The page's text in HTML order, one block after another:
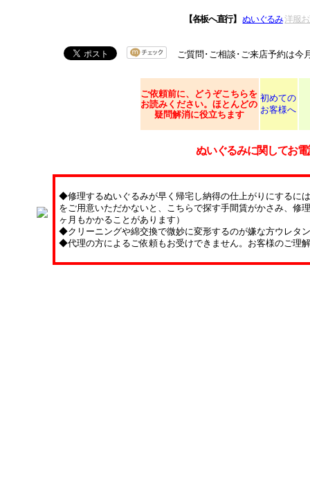
【各板へ直行】 ぬいぐるみ 洋服
ご質問･ご相談･ご来店予約は今
ご依頼前に、どうぞこちらを
お読みください。ほとんどの
疑問解消に役立ちます
初めての
お客様へ
ぬいぐるみに関してお
◆修理するぬいぐるみが早く帰宅し納得の仕上がりにするに
をご用意いただかないと、こちらで探す手間賃がかさみ、修
ヶ月もかかることがあります）
◆クリーニングや綿交換で微妙に変形するのが嫌な方ウレタ
◆代理の方によるご依頼もお受けできません。お客様のご理